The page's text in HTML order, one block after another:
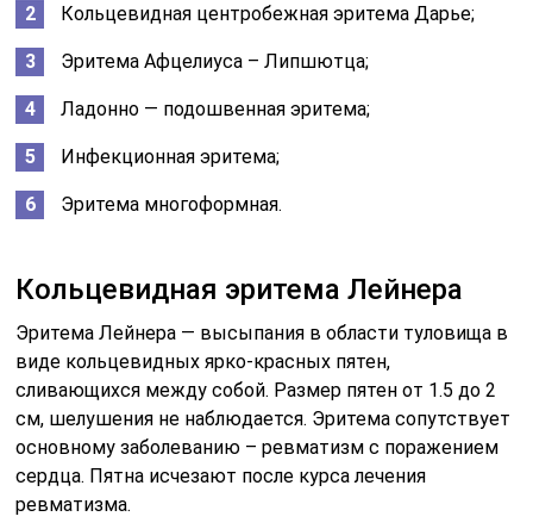
Кольцевидная центробежная эритема Дарье;
Эритема Афцелиуса – Липшютца;
Ладонно — подошвенная эритема;
Инфекционная эритема;
Эритема многоформная.
Кольцевидная эритема Лейнера
Эритема Лейнера — высыпания в области туловища в
виде кольцевидных ярко-красных пятен,
сливающихся между собой. Размер пятен от 1.5 до 2
см, шелушения не наблюдается. Эритема сопутствует
основному заболеванию – ревматизм с поражением
сердца. Пятна исчезают после курса лечения
ревматизма.